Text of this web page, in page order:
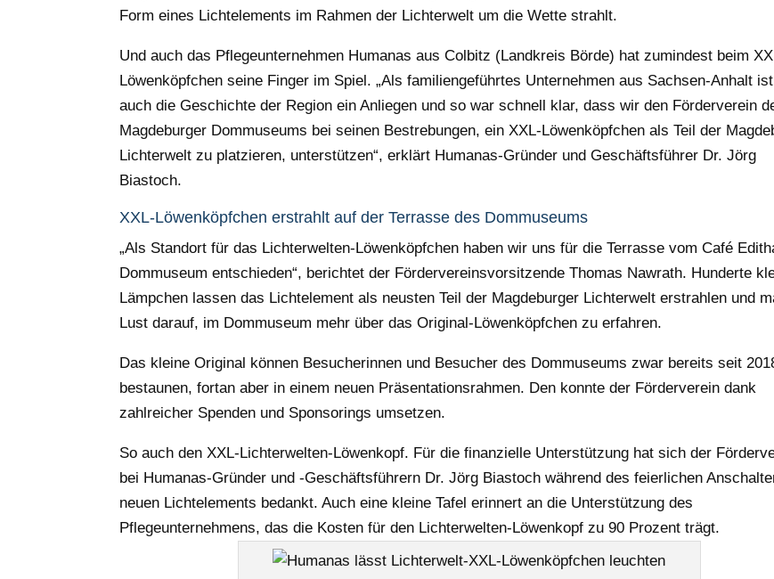
Form eines Lichtelements im Rahmen der Lichterwelt um die Wette strahlt.
Und auch das Pflegeunternehmen Humanas aus Colbitz (Landkreis Börde) hat zumindest beim
Löwenköpfchen seine Finger im Spiel. „Als familiengeführtes Unternehmen aus Sachsen-Anhalt
auch die Geschichte der Region ein Anliegen und so war schnell klar, dass wir den Förderverein
Magdeburger Dommuseums bei seinen Bestrebungen, ein XXL-Löwenköpfchen als Teil der
Lichterwelt zu platzieren, unterstützen“, erklärt Humanas-Gründer und Geschäftsführer Dr. Jörg
Biastoch.
XXL-Löwenköpfchen erstrahlt auf der Terrasse des Dommuseums
„Als Standort für das Lichterwelten-Löwenköpfchen haben wir uns für die Terrasse vom Café
Dommuseum entschieden“, berichtet der Fördervereinsvorsitzende Thomas Nawrath. Hunderte
Lämpchen lassen das Lichtelement als neusten Teil der Magdeburger Lichterwelt erstrahlen und
Lust darauf, im Dommuseum mehr über das Original-Löwenköpfchen zu erfahren.
Das kleine Original können Besucherinnen und Besucher des Dommuseums zwar bereits seit
bestaunen, fortan aber in einem neuen Präsentationsrahmen. Den konnte der Förderverein dank
zahlreicher Spenden und Sponsorings umsetzen.
So auch den XXL-Lichterwelten-Löwenkopf. Für die finanzielle Unterstützung hat sich der
bei Humanas-Gründer und -Geschäftsführern Dr. Jörg Biastoch während des feierlichen
neuen Lichtelements bedankt. Auch eine kleine Tafel erinnert an die Unterstützung des
Pflegeunternehmens, das die Kosten für den Lichterwelten-Löwenkopf zu 90 Prozent trägt.